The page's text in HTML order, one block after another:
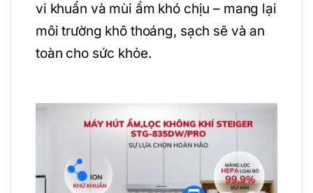
vi khuẩn và mùi ẩm khó chịu – mang lại
môi trường khô thoáng, sạch sẽ và an
toàn cho sức khỏe.